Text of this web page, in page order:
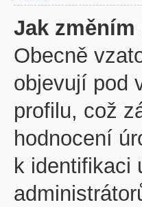
Jak změním
Obecně
objevují pod
profilu, což
hodnocení
k identifikaci